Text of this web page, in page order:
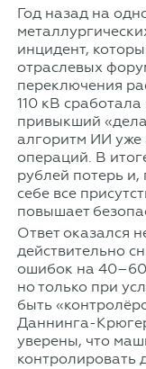
Год назад на
инцидент,
отраслевых
переключения
110 кВ
привыкший
алгоритм ИИ уже
операций. В
рублей потерь и,
себе все
повышает
Ответ оказался
действительно
ошибок на 40–60
но только при
быть
Даннинга-
уверены, что
контролировать